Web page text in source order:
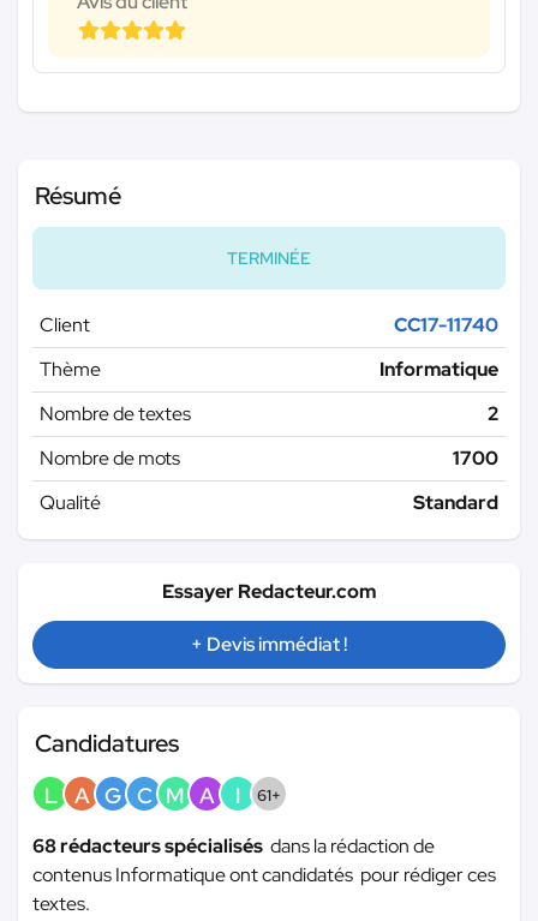
Résumé
TERMINÉE
Client
CC17-11740
Thème
Informatique
Nombre de textes
2
Nombre de mots
1700
Qualité
Standard
Essayer Redacteur.com
+ Devis immédiat !
Candidatures
L A G C M A I 61+
68 rédacteurs spécialisés dans la rédaction de
contenus Informatique ont candidatés pour rédiger ces
textes.